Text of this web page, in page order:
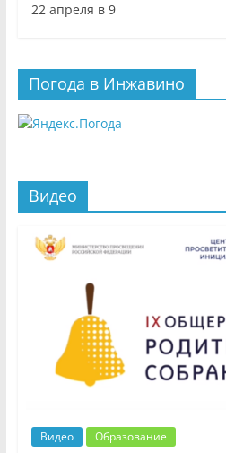
22 апреля в 9
Погода в Инжавино
Видео
Видео Образование